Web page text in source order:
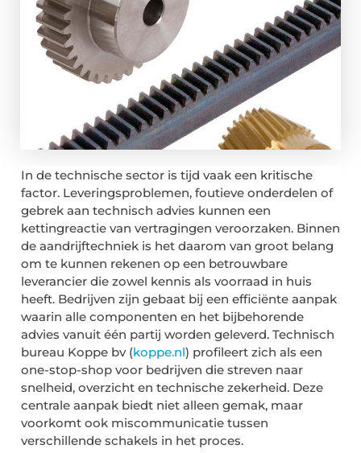
In de technische sector is tijd vaak een kritische
factor. Leveringsproblemen, foutieve onderdelen of
gebrek aan technisch advies kunnen een
kettingreactie van vertragingen veroorzaken. Binnen
de aandrijftechniek is het daarom van groot belang
om te kunnen rekenen op een betrouwbare
leverancier die zowel kennis als voorraad in huis
heeft. Bedrijven zijn gebaat bij een efficiënte aanpak
waarin alle componenten en het bijbehorende
advies vanuit één partij worden geleverd. Technisch
bureau Koppe bv (koppe.nl) profileert zich als een
one-stop-shop voor bedrijven die streven naar
snelheid, overzicht en technische zekerheid. Deze
centrale aanpak biedt niet alleen gemak, maar
voorkomt ook miscommunicatie tussen
verschillende schakels in het proces.